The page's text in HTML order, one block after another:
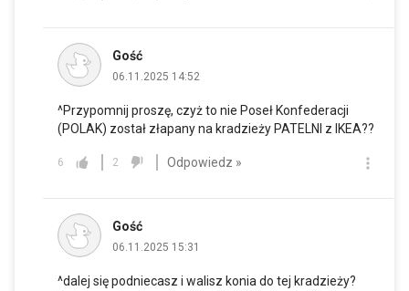
Gość
06.11.2025 14:52
^Przypomnij proszę, czyż to nie Poseł Konfederacji
(POLAK) został złapany na kradzieży PATELNI z IKEA??
6 2 Odpowiedz »
Gość
06.11.2025 15:31
^dalej się podniecasz i walisz konia do tej kradzieży?